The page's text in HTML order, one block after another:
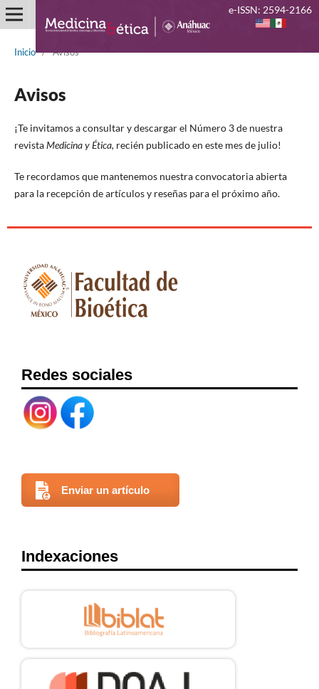
Inicio / Avisos
Avisos
¡Te invitamos a consultar y descargar el Número 3 de nuestra
revistaMedicina y Ética, recién publicado en este mes de julio!
Te recordamos que mantenemos nuestra convocatoria abierta
para la recepción de artículos y reseñas para el próximo año.
Redes sociales
Enviar un artículo
Indexaciones
e-ISSN: 2594-2166